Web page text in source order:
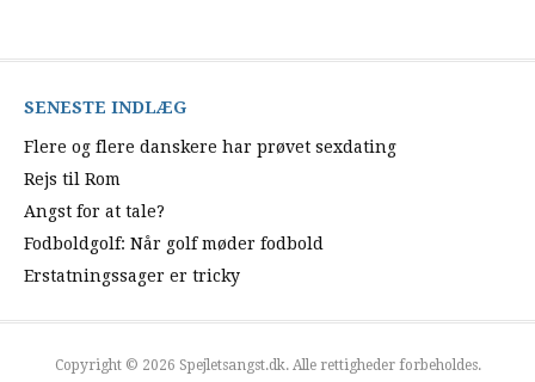
SENESTE INDLÆG
Flere og flere danskere har prøvet sexdating
Rejs til Rom
Angst for at tale?
Fodboldgolf: Når golf møder fodbold
Erstatningssager er tricky
Copyright © 2026 Spejletsangst.dk. Alle rettigheder forbeholdes.